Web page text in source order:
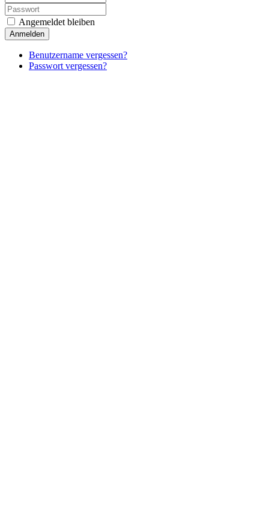
Angemeldet bleiben
Anmelden
Benutzername vergessen?
Passwort vergessen?